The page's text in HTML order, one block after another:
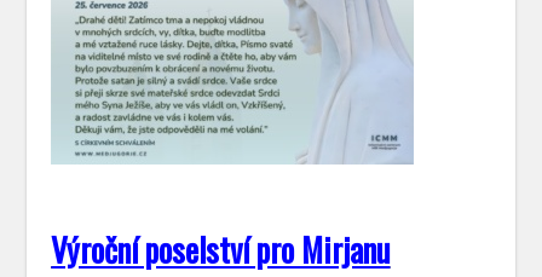
Výroční poselství pro Mirjanu